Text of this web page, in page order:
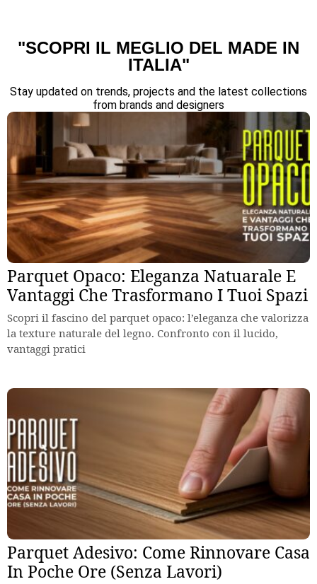
"SCOPRI IL MEGLIO DEL MADE IN
ITALIA"
Stay updated on trends, projects and the latest collections
from brands and designers
Parquet Opaco: Eleganza Natuarale E
Vantaggi Che Trasformano I Tuoi Spazi
Scopri il fascino del parquet opaco: l’eleganza che valorizza
la texture naturale del legno. Confronto con il lucido,
vantaggi pratici
Parquet Adesivo: Come Rinnovare Casa
In Poche Ore (Senza Lavori)